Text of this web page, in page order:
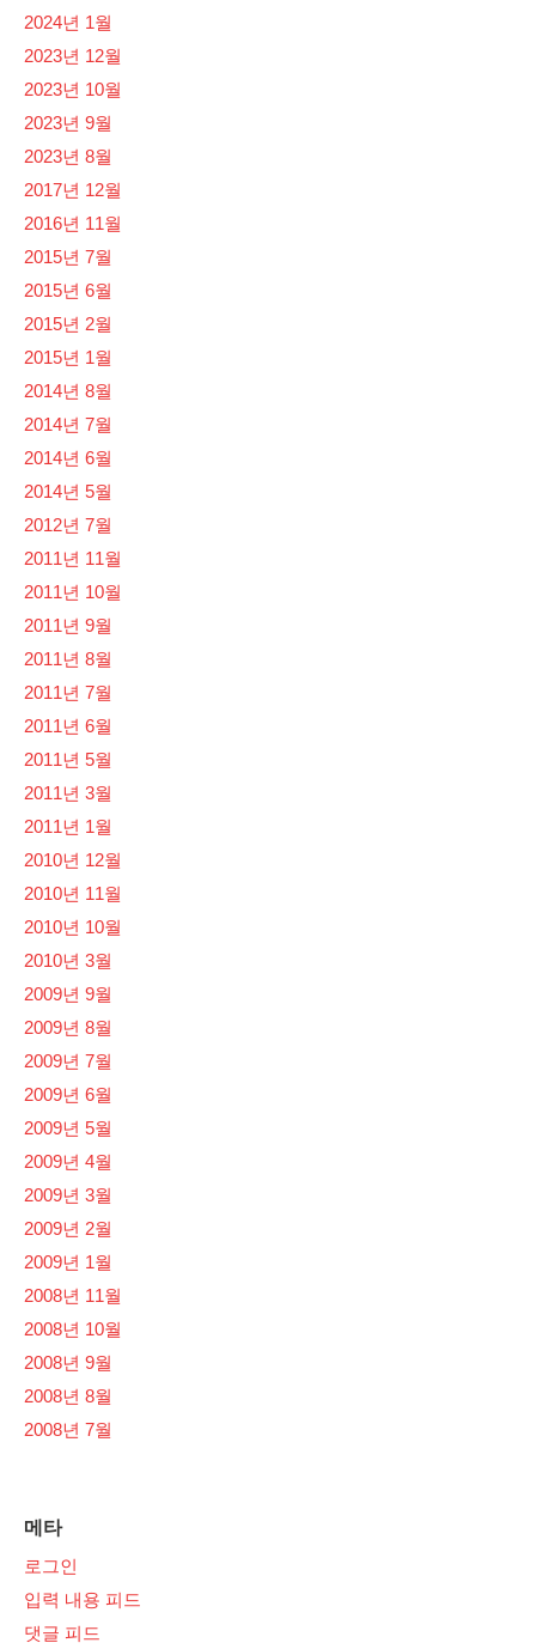
2024년 1월
2023년 12월
2023년 10월
2023년 9월
2023년 8월
2017년 12월
2016년 11월
2015년 7월
2015년 6월
2015년 2월
2015년 1월
2014년 8월
2014년 7월
2014년 6월
2014년 5월
2012년 7월
2011년 11월
2011년 10월
2011년 9월
2011년 8월
2011년 7월
2011년 6월
2011년 5월
2011년 3월
2011년 1월
2010년 12월
2010년 11월
2010년 10월
2010년 3월
2009년 9월
2009년 8월
2009년 7월
2009년 6월
2009년 5월
2009년 4월
2009년 3월
2009년 2월
2009년 1월
2008년 11월
2008년 10월
2008년 9월
2008년 8월
2008년 7월
메타
로그인
입력 내용 피드
댓글 피드